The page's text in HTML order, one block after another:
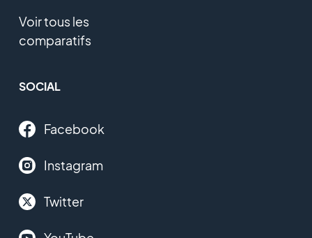
Voir tous les
comparatifs
SOCIAL
Facebook
Instagram
Twitter